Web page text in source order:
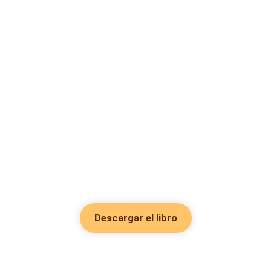
Descargar el libro